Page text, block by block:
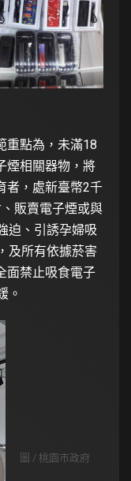
重點為，未滿18
煙相關器物，將
者，處新臺幣2千
販賣電子煙或與
迫、引誘孕婦吸
及所有依據菸害
面禁止吸食電子
。
圖 / 桃園市政府